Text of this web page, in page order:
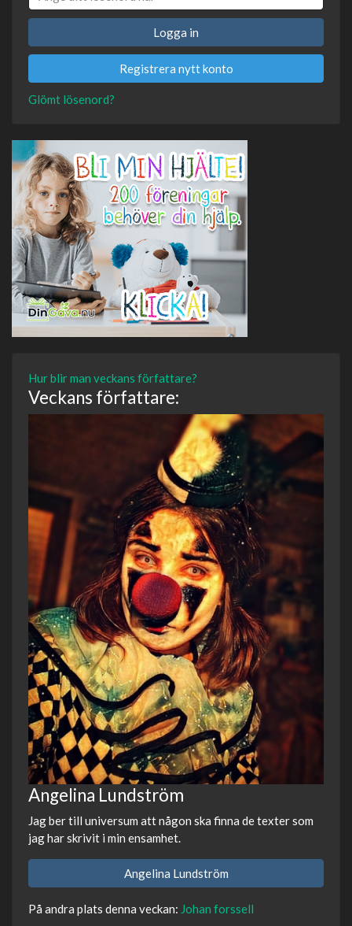
Logga in
Registrera nytt konto
Glömt lösenord?
Hur blir man veckans författare?
Veckans författare:
Angelina Lundström
Jag ber till universum att någon ska finna de texter som
jag har skrivit i min ensamhet.
Angelina Lundström
På andra plats denna veckan: Johan forssell